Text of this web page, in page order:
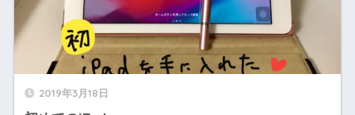
2019年3月18日